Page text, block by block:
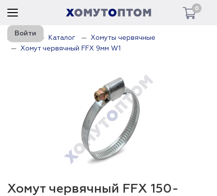
0
Войти
Главная Каталог
Хомуты червячные
Хомут червячный FFX 9мм W1
Хомут червячный FFX 150-